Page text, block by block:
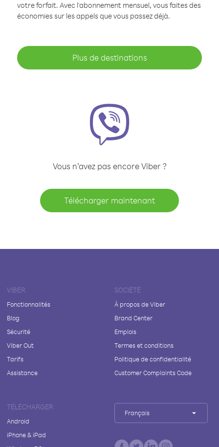
votre forfait. Avec l'abonnement mensuel, vous faites des
économies sur les appels que vous passez déjà.
Plus de destinations
Vous n’avez pas encore Viber ?
Télécharger maintenant
VIBER
Fonctionnalités
Blog
Sécurité
Viber Out
Tarifs
Assistance
SOCIÉTÉ
À propos de Viber
Brand Center
Emplois
Termes et conditions
Politique de confidentialité
Customer Complaints Code
TÉLÉCHARGER
Android
iPhone & iPad
Français